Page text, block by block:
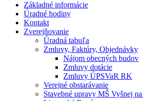
Základné informácie
Úradné hodiny
Kontakt
Zverejňovanie
Úradná tabuľa
Zmluvy, Faktúry, Objednávky
Nájom obecných budov
Zmluvy dotácie
Zmluvy ÚPSVaR RK
Verejné obstarávanie
Stavebné upravy MŠ Vyšnej